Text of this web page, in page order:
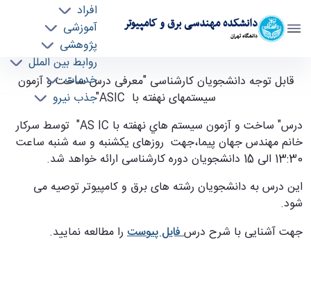
دانشکده مهندسی برق و کامپیوتر
دانشگاه تهران
افراد
آموزشی
پژوهشی
روابط بین الملل
خدمات
جذب نیرو
معرفی درس ساخت و آزمون سیستمهای نهفته با
قابل توجه دانشجویان کارشناسی "معرفی درس ساخت و آزمون
سیستمهای نهفته با ASIC"
درس" ساخت و آزمون سيستم هاي نهفته با AS IC" توسط سرکار
خانم مهندس جهان پیما،جهت روزهای یکشنبه و سه شنبه ساعت
13:30 الی 15 دانشجویان دوره کارشناسی ارائه خواهد شد.
این درس به دانشجویان رشته های برق و کامپیوتر توصیه می
شود.
جهت آشنایی با شرح درسفایل پیوست را مطالعه نمایید.